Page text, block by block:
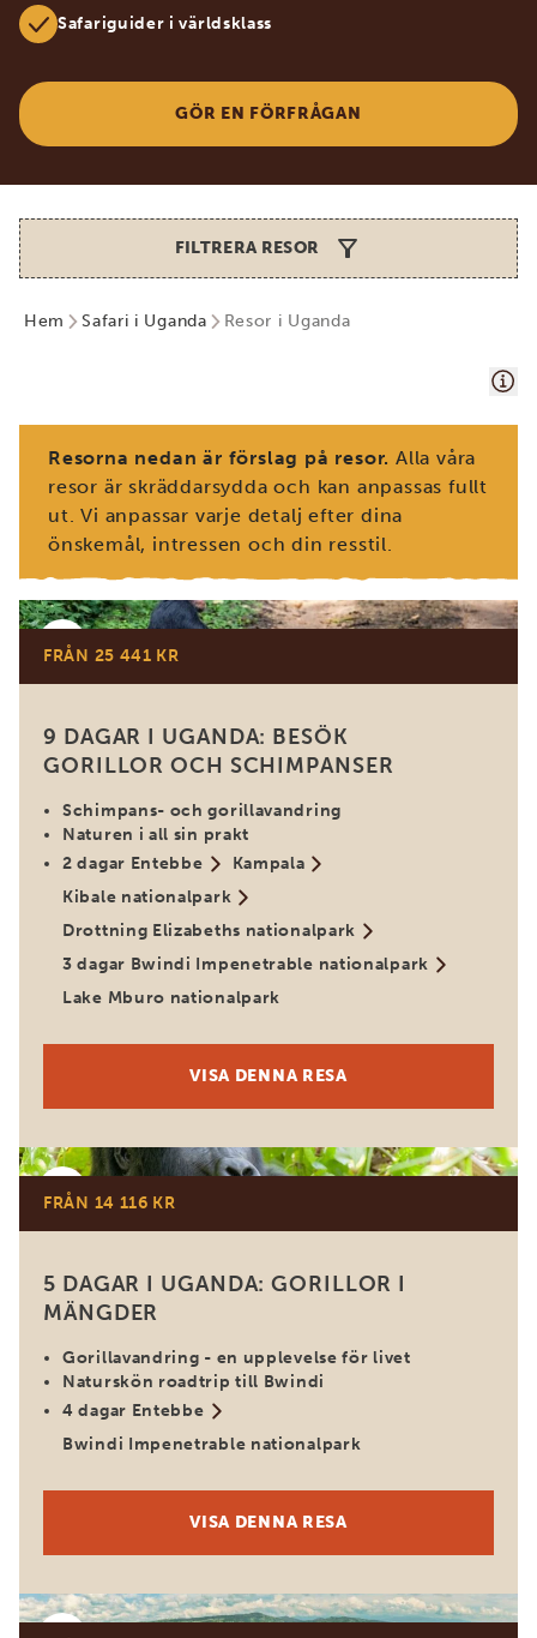
Safariguider i världsklass
GÖR EN FÖRFRÅGAN
FILTRERA RESOR
Hem Safari i Uganda Resor i Uganda
Resorna nedan är förslag på resor. Alla våra
resor är skräddarsydda och kan anpassas fullt
ut. Vi anpassar varje detalj efter dina
önskemål, intressen och din resstil.
Uganda
FRÅN 25 441 KR
9 DAGAR I UGANDA: BESÖK
GORILLOR OCH SCHIMPANSER
Schimpans- och gorillavandring
Naturen i all sin prakt
2 dagar Entebbe
Kampala
Kibale nationalpark
Drottning Elizabeths nationalpark
3 dagar Bwindi Impenetrable nationalpark
Lake Mburo nationalpark
VISA DENNA RESA
Uganda
FRÅN 14 116 KR
5 DAGAR I UGANDA: GORILLOR I
MÄNGDER
Gorillavandring - en upplevelse för livet
Naturskön roadtrip till Bwindi
4 dagar Entebbe
Bwindi Impenetrable nationalpark
VISA DENNA RESA
Uganda